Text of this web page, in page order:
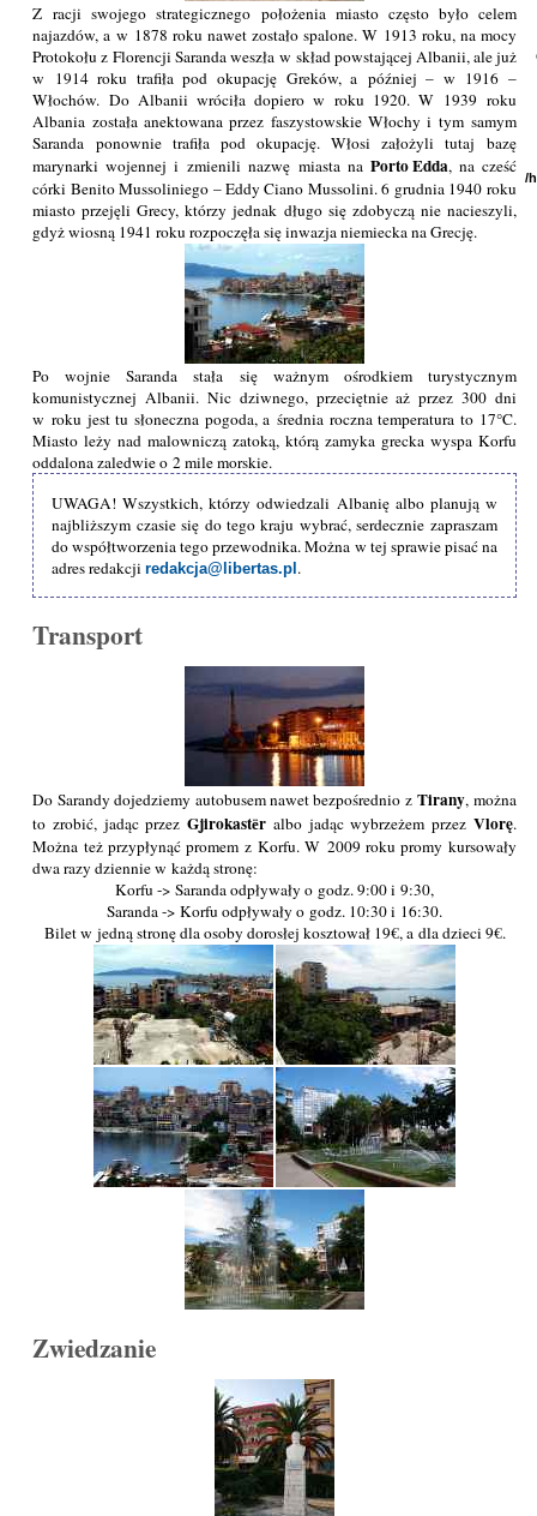
Z racji swojego strategicznego położenia miasto często było celem
najazdów, a w 1878 roku nawet zostało spalone. W 1913 roku, na mocy
Protokołu z Florencji Saranda weszła w skład powstającej Albanii, ale już
w 1914 roku trafiła pod okupację Greków, a później – w 1916 –
Włochów. Do Albanii wróciła dopiero w roku 1920. W 1939 roku
Albania została anektowana przez faszystowskie Włochy i tym samym
Saranda ponownie trafiła pod okupację. Włosi założyli tutaj bazę
marynarki wojennej i zmienili nazwę miasta na Porto Edda, na cześć
córki Benito Mussoliniego – Eddy Ciano Mussolini. 6 grudnia 1940 roku
miasto przejęli Grecy, którzy jednak długo się zdobyczą nie nacieszyli,
gdyż wiosną 1941 roku rozpoczęła się inwazja niemiecka na Grecję.
Po wojnie Saranda stała się ważnym ośrodkiem turystycznym
komunistycznej Albanii. Nic dziwnego, przeciętnie aż przez 300 dni
w roku jest tu słoneczna pogoda, a średnia roczna temperatura to 17°C.
Miasto leży nad malowniczą zatoką, którą zamyka grecka wyspa Korfu
oddalona zaledwie o 2 mile morskie.
UWAGA! Wszystkich, którzy odwiedzali Albanię albo planują w
najbliższym czasie się do tego kraju wybrać, serdecznie zapraszam
do współtworzenia tego przewodnika. Można w tej sprawie pisać na
adres redakcjiredakcja@libertas.pl.
Transport
Do Sarandy dojedziemy autobusem nawet bezpośrednio zTirany, można
to zrobić, jadąc przezGjirokastёr albo jadąc wybrzeżem przez Vlorę.
Można też przypłynąć promem z Korfu. W 2009 roku promy kursowały
dwa razy dziennie w każdą stronę:
Korfu -> Saranda odpływały o godz. 9:00 i 9:30,
Saranda -> Korfu odpływały o godz. 10:30 i 16:30.
Bilet w jedną stronę dla osoby dorosłej kosztował 19€, a dla dzieci 9€.
Zwiedzanie
/